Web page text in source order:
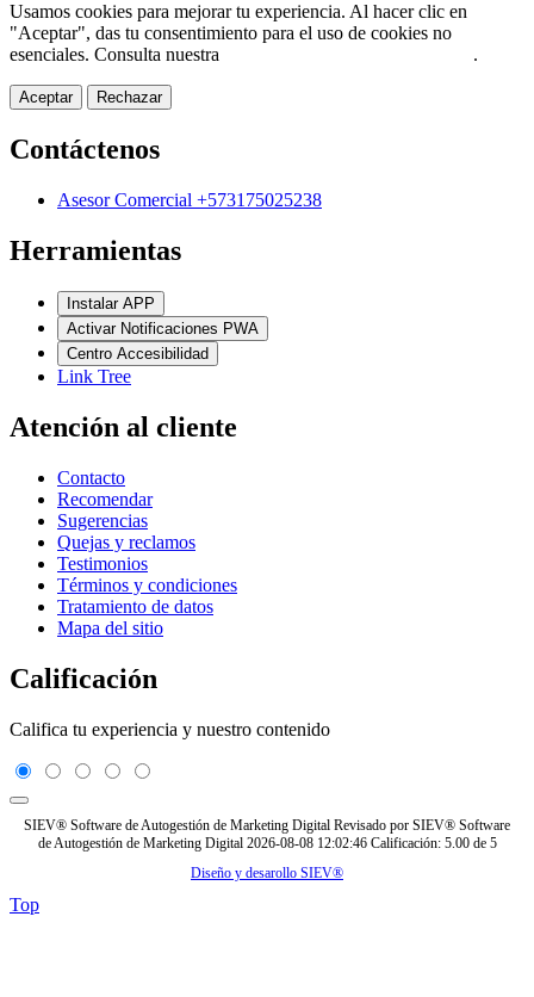
Usamos cookies para mejorar tu experiencia. Al hacer clic en
"Aceptar", das tu consentimiento para el uso de cookies no
esenciales. Consulta nuestra
.
Aceptar Rechazar
Contáctenos
Asesor Comercial +573175025238
Herramientas
Instalar APP
Activar Notificaciones PWA
Centro Accesibilidad
Link Tree
Atención al cliente
Contacto
Recomendar
Sugerencias
Quejas y reclamos
Testimonios
Términos y condiciones
Tratamiento de datos
Mapa del sitio
Calificación
Califica tu experiencia y nuestro contenido
SIEV® Software de Autogestión de Marketing Digital Revisado por SIEV® Software
de Autogestión de Marketing Digital 2026-08-08 12:02:46 Calificación: 5.00 de 5
Diseño y desarollo SIEV®
Top